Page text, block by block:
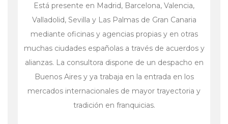
Está presente en Madrid, Barcelona, Valencia,
Valladolid, Sevilla y Las Palmas de Gran Canaria
mediante oficinas y agencias propias y en otras
muchas ciudades españolas a través de acuerdos y
alianzas. La consultora dispone de un despacho en
Buenos Aires y ya trabaja en la entrada en los
mercados internacionales de mayor trayectoria y
tradición en franquicias.